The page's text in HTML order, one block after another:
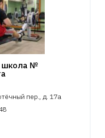
школа №
пер., д. 17а